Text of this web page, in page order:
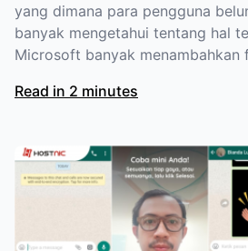
yang dimana para pengguna
banyak mengetahui tentang hal
Microsoft banyak menambahkan
Read in 2 minutes